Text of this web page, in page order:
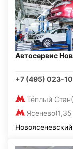
Автосервис
+7 (495) 023-
Тёплый Стан
Ясенево